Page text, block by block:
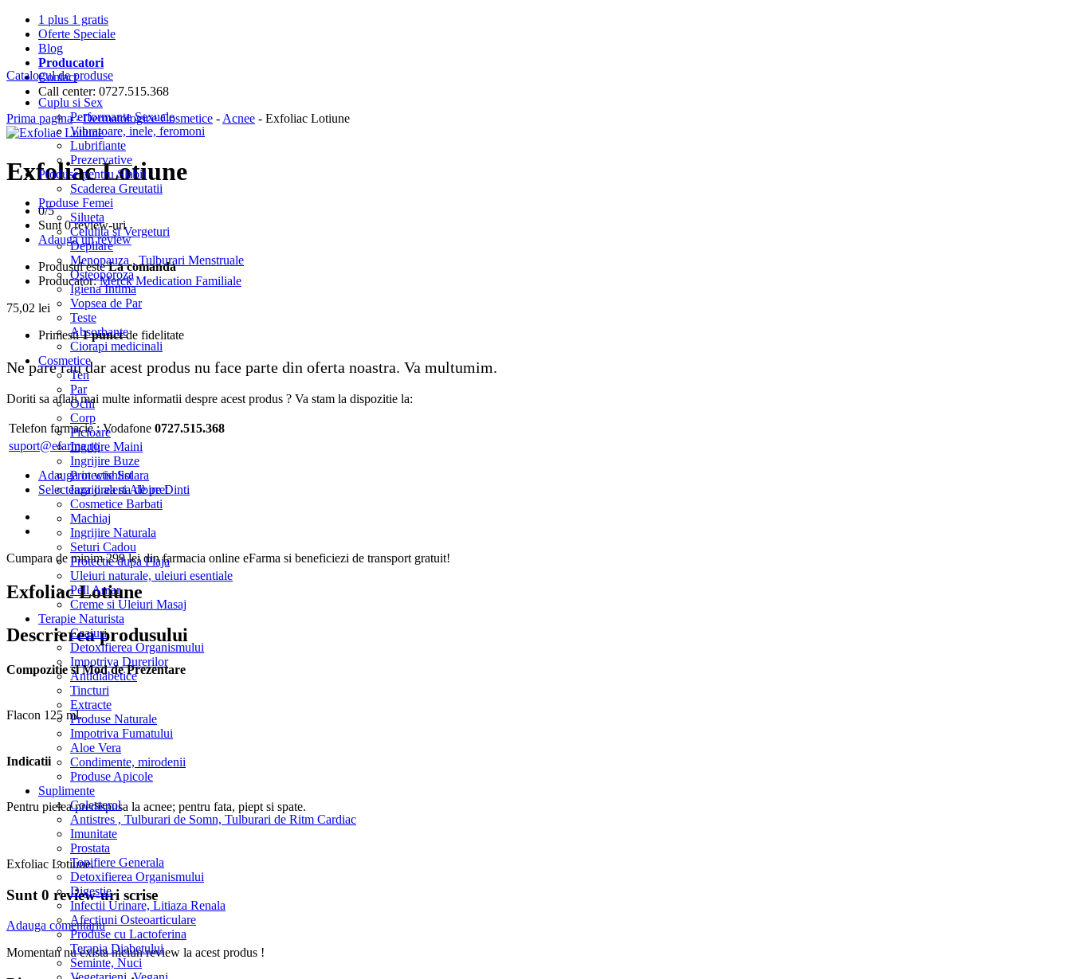
1 plus 1 gratis
Oferte Speciale
Blog
Producatori
Contact
Call center: 0727.515.368
Catalogul de produse
Cuplu si Sex
Performante Sexuale
Vibratoare, inele, feromoni
Lubrifiante
Prezervative
Produse pentru Slabit
Scaderea Greutatii
Produse Femei
Silueta
Celulita si Vergeturi
Depilare
Menopauza , Tulburari Menstruale
Osteoporoza
Igiena Intima
Vopsea de Par
Teste
Absorbante
Ciorapi medicinali
Cosmetice
Ten
Par
Ochi
Corp
Picioare
Ingrijire Maini
Ingrijire Buze
Protectie Solara
Ingrijirea si Albire Dinti
Cosmetice Barbati
Machiaj
Ingrijire Naturala
Seturi Cadou
Protectie dupa Plaja
Uleiuri naturale, uleiuri esentiale
Pell Amar
Creme si Uleiuri Masaj
Terapie Naturista
Ceaiuri
Detoxifierea Organismului
Impotriva Durerilor
Antidiabetice
Tincturi
Extracte
Produse Naturale
Impotriva Fumatului
Aloe Vera
Condimente, mirodenii
Produse Apicole
Suplimente
Colesterol
Antistres , Tulburari de Somn, Tulburari de Ritm Cardiac
Imunitate
Prostata
Tonifiere Generala
Detoxifierea Organismului
Digestie
Infectii Urinare, Litiaza Renala
Afectiuni Osteoarticulare
Produse cu Lactoferina
Terapia Diabetului
Seminte, Nuci
Prima pagina-Dermatologice Cosmetice - Acnee - Exfoliac Lotiune
Exfoliac Lotiune
0/5
Sunt 0 review-uri
Adauga un review
Produsul esteLa comanda
Producator:Merck Medication Familiale
75,02 lei
Primesti1 punctde fidelitate
Ne pare rau dar acest produs nu face parte din oferta noastra. Va multumim.
Doriti sa aflati mai multe informatii despre acest produs ? Va stam la dispozitie la:
Telefon farmacie : Vodafone 0727.515.368
suport@efarma.ro
Adauga in wishlist
Selecteaza o alerta de pret
Cumpara de minim 299 leidin farmacia online eFarma si beneficiezi de transport gratuit!
Exfoliac Lotiune
Descrierea produsului
Compozitie si Mod de Prezentare
Flacon 125 ml.
Indicatii
Pentru pielea predispusa la acnee; pentru fata, piept si spate.
Exfoliac Lotiune.
Sunt 0 review-uri scrise
Adauga comentariu
Momentan nu exista niciun review la acest produs !